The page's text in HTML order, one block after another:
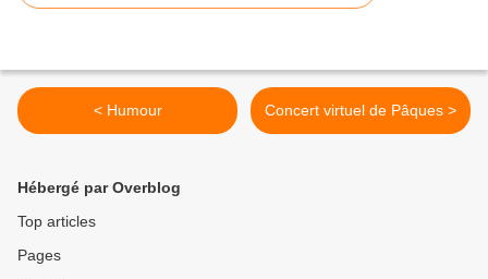
< Humour Concert virtuel de Pâques >
Hébergé par Overblog
Top articles
Pages